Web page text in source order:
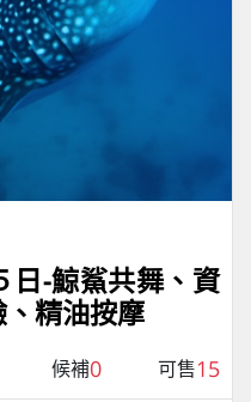
日-鯨鯊共舞、資
精油按摩
候補0 可售15